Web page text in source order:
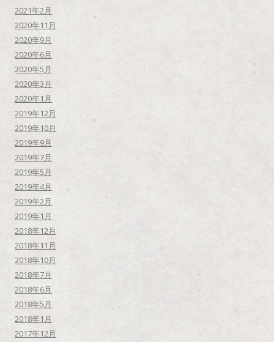
2021年2月
2020年11月
2020年9月
2020年6月
2020年5月
2020年3月
2020年1月
2019年12月
2019年10月
2019年9月
2019年7月
2019年5月
2019年4月
2019年2月
2019年1月
2018年12月
2018年11月
2018年10月
2018年7月
2018年6月
2018年5月
2018年1月
2017年12月